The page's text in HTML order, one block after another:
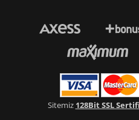
Sitemiz 128Bit SSL